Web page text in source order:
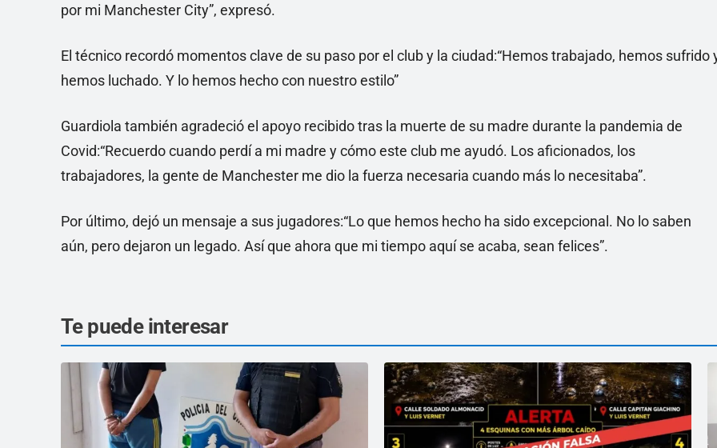
por mi Manchester City”, expresó.
El técnico recordó momentos clave de su paso por el club y la ciudad:“Hemos trabajado, hemos sufrido
hemos luchado. Y lo hemos hecho con nuestro estilo”
Guardiola también agradeció el apoyo recibido tras la muerte de su madre durante la pandemia de
Covid:“Recuerdo cuando perdí a mi madre y cómo este club me ayudó. Los aficionados, los
trabajadores, la gente de Manchester me dio la fuerza necesaria cuando más lo necesitaba”.
Por último, dejó un mensaje a sus jugadores:“Lo que hemos hecho ha sido excepcional. No lo saben
aún, pero dejaron un legado. Así que ahora que mi tiempo aquí se acaba, sean felices”.
Te puede interesar